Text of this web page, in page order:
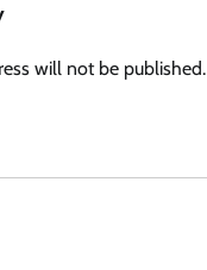
will not be published.